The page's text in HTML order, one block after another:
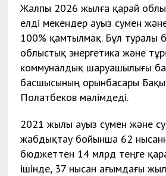
Жалпы 2026 жылға қарай
елді мекендер ауыз сумен
100% қамтылмақ. Бұл туралы
облыстық энергетика және
коммуналдық шаруашылығы
басшысының орынбасары
Полатбеков мәлімдеді.
2021 жылы ауыз сумен және
жабдықтау бойынша 62
бюджеттен 14 млрд теңге
ішінде, 37 нысан ағымдағы